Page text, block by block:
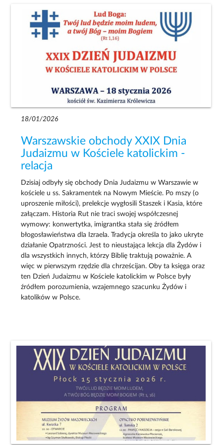
18/01/2026
Warszawskie obchody XXIX Dnia
Judaizmu w Kościele katolickim -
relacja
Dzisiaj odbyły się obchody Dnia Judaizmu w Warszawie w
kościele u ss. Sakramentek na Nowym Mieście. Po mszy (o
uproszenie miłości), prelekcje wygłosili Staszek i Kasia, które
załączam. Historia Rut nie traci swojej współczesnej
wymowy: konwertytka, imigrantka stała się źródłem
błogosławieństwa dla Izraela. Tradycja określa to jako ukryte
działanie Opatrzności. Jest to nieustająca lekcja dla Żydów i
dla wszystkich innych, którzy Biblię traktują poważnie. A
więc w pierwszym rzędzie dla chrześcijan. Oby ta księga oraz
ten Dzień Judaizmu w Kościele katolickim w Polsce były
źródłem porozumienia, wzajemnego szacunku Żydów i
katolików w Polsce.